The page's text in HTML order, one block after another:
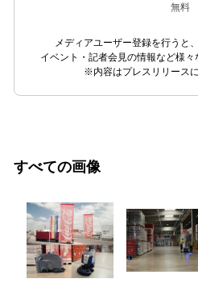
無料
メディアユーザー登録を行うと
イベント・記者会見の情報など様々
※内容はプレスリリース
すべての画像